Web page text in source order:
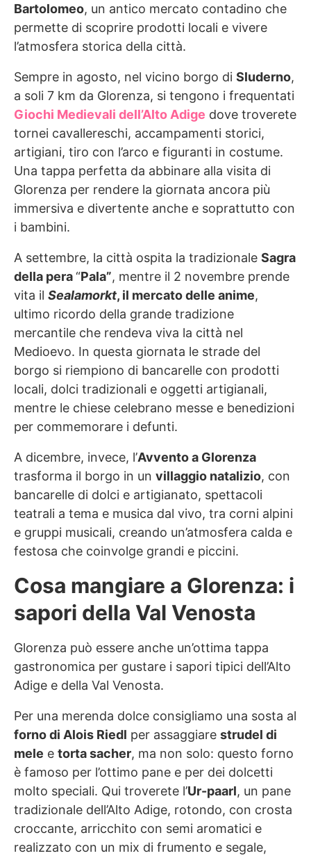
Bartolomeo, un antico mercato contadino che
permette di scoprire prodotti locali e vivere
l’atmosfera storica della città.
Sempre in agosto, nel vicino borgo di Sluderno,
a soli 7 km da Glorenza, si tengono i frequentati
Giochi Medievali dell’Alto Adige dove troverete
tornei cavallereschi, accampamenti storici,
artigiani, tiro con l’arco e figuranti in costume.
Una tappa perfetta da abbinare alla visita di
Glorenza per rendere la giornata ancora più
immersiva e divertente anche e soprattutto con
i bambini.
A settembre, la città ospita la tradizionale Sagra
della pera“Pala”, mentre il 2 novembre prende
vita il Sealamorkt, il mercato delle anime,
ultimo ricordo della grande tradizione
mercantile che rendeva viva la città nel
Medioevo. In questa giornata le strade del
borgo si riempiono di bancarelle con prodotti
locali, dolci tradizionali e oggetti artigianali,
mentre le chiese celebrano messe e benedizioni
per commemorare i defunti.
A dicembre, invece, l’Avvento a Glorenza
trasforma il borgo in un villaggio natalizio, con
bancarelle di dolci e artigianato, spettacoli
teatrali a tema e musica dal vivo, tra corni alpini
e gruppi musicali, creando un’atmosfera calda e
festosa che coinvolge grandi e piccini.
Cosa mangiare a Glorenza: i
sapori della Val Venosta
Glorenza può essere anche un’ottima tappa
gastronomica per gustare i sapori tipici dell’Alto
Adige e della Val Venosta.
Per una merenda dolce consigliamo una sosta al
forno di Alois Riedl per assaggiare strudel di
mele e torta sacher, ma non solo: questo forno
è famoso per l’ottimo pane e per dei dolcetti
molto speciali. Qui troverete l’Ur-paarl, un pane
tradizionale dell’Alto Adige, rotondo, con crosta
croccante, arricchito con semi aromatici e
realizzato con un mix di frumento e segale,